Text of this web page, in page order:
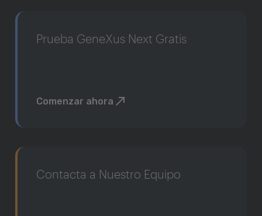
Prueba GeneXus Next Gratis
Comenzar ahora
Contacta a Nuestro Equipo